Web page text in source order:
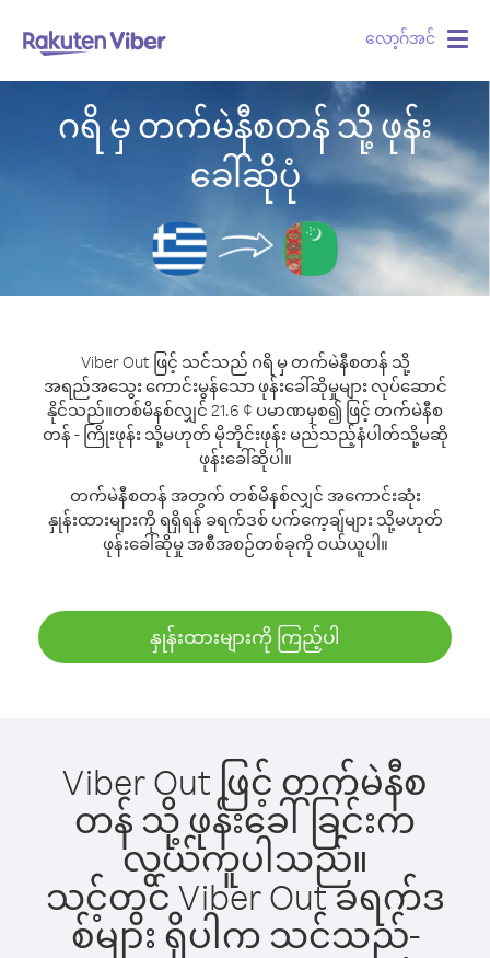
လော့ဂ်အင်
ဂရိ မှ တက်မဲနီစတန် သို့ ဖုန်း
ခေါ်ဆိုပုံ
Viber Out ဖြင့် သင်သည် ဂရိ မှ တက်မဲနီစတန် သို့
အရည်အသွေး ကောင်းမွန်သော ဖုန်းခေါ်ဆိုမှုများ လုပ်ဆောင်
နိုင်သည်။တစ်မိနစ်လျှင် 21.6 ¢ ပမာဏမှစ၍ ဖြင့် တက်မဲနီစ
တန် - ကြိုးဖုန်း သို့မဟုတ် မိုဘိုင်းဖုန်း မည်သည့်နံပါတ်သို့မဆို
ဖုန်းခေါ်ဆိုပါ။
တက်မဲနီစတန် အတွက် တစ်မိနစ်လျှင် အကောင်းဆုံး
နှုန်းထားများကို ရရှိရန် ခရက်ဒစ် ပက်ကေ့ချ်များ သို့မဟုတ်
ဖုန်းခေါ်ဆိုမှု အစီအစဉ်တစ်ခုကို ဝယ်ယူပါ။
နှုန်းထားများကို ကြည့်ပါ
Viber Out ဖြင့် တက်မဲနီစ
တန် သို့ ဖုန်းခေါ်ခြင်းက
လွယ်ကူပါသည်။
သင့်တွင် Viber Out ခရက်ဒ
စ်များ ရှိပါက သင်သည်-